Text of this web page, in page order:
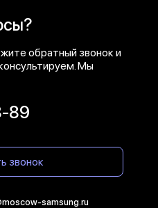
обратный звонок и
Мы
89
звонок
samsung.ru